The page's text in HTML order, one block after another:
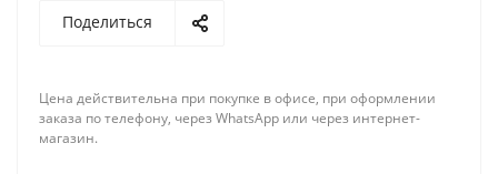
Поделиться
Цена действительна при покупке в офисе, при оформлении
заказа по телефону, через WhatsApp или через интернет-
магазин.